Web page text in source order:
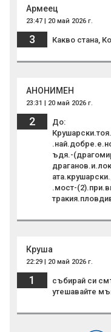
Армеец
23:47 | 20 май 2026 г.
3 Какво стана,
АНОНИМЕН
23:31 | 20 май 2026 г.
2
До:
ъдя.-
.мост-
Круша
22:29 | 20 май 2026 г.
1
събирай си
утешавайте